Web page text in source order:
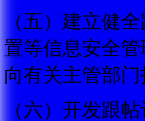
（五）建立健
置等信息安全
向有关主管部门
（六）开发跟